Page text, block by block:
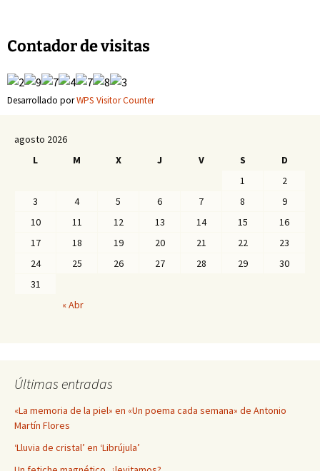
entradas
Contador de visitas
Desarrollado porWPS Visitor Counter
agosto 2026
L
M X J V S
D
1
2
3
4 5 6 7 8
9
10
11 12 13 14 15
16
17
18 19 20 21 22
23
24
25 26 27 28 29
30
31
« Abr
Últimas entradas
«La memoria de la piel» en «Un poema cada semana» de Antonio
Martín Flores
‘Lluvia de cristal’ en ‘Librújula’